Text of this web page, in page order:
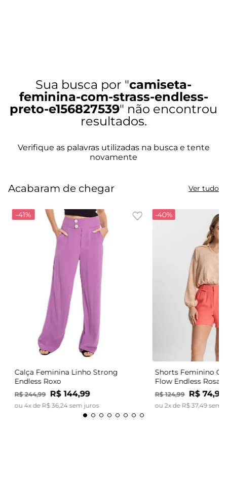
camiseta-
feminina-com-strass-endless-
preto-e156827539
Acabaram de chegar Ver tudo
-41%
Calça Feminina Linho Strong
Endless Roxo
R$ 244,99 R$ 144,99
ou 4x de R$ 36, 24sem juros
-40%
Shorts Feminino
Flow Endless Rosa
R$ 124,99 R$ 74,99
ou 2x de R$ 37,49sem